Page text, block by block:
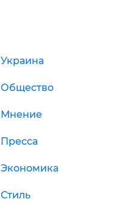
Украина
Общество
Мнение
Пресса
Экономика
Стиль